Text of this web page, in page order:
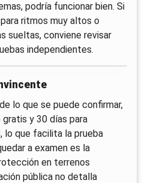
podría funcionar bien. Si
ritmos muy altos o
sueltas, conviene revisar
independientes.
lo que se puede confirmar,
y 30 días para
lo que facilita la prueba
a examen es la
en terrenos
pública no detalla